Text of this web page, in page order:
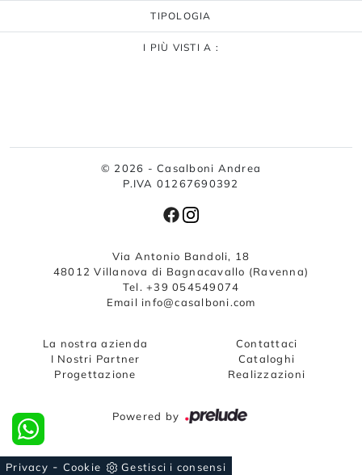
TIPOLOGIA
I PIÙ VISTI A :
© 2026 - Casalboni Andrea
P.IVA 01267690392
Via Antonio Bandoli, 18
48012 Villanova di Bagnacavallo (Ravenna)
Tel. +39 054549074
Email info@casalboni.com
La nostra azienda
I Nostri Partner
Progettazione
Contattaci
Cataloghi
Realizzazioni
Powered by
Privacy - Cookie Gestisci i consensi